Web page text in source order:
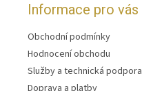
Informace pro vás
Obchodní podmínky
Hodnocení obchodu
Služby a technická podpora
Doprava a platby